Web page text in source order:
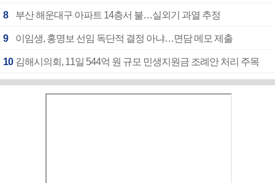
8 부산 해운대구 아파트 14층서 불…실외기 과열 추정
9 이임생, 홍명보 선임 독단적 결정 아냐…면담 메모 제출
10 김해시의회, 11일 544억 원 규모 민생지원금 조례안 처리 주목